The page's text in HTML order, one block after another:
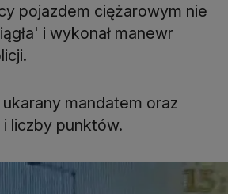
pojazdem ciężarowym nie
i wykonał manewr
mandatem oraz
liczby punktów.